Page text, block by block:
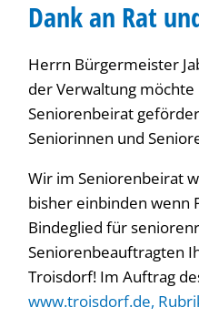
Dank an Rat
Herrn Bürgermeister
der Verwaltung
Seniorenbeirat
Seniorinnen und
Wir im Seniorenbeirat
bisher einbinden wenn
Bindeglied für
Seniorenbeauftragten
Troisdorf! Im Auftrag
www.troisdorf.de,